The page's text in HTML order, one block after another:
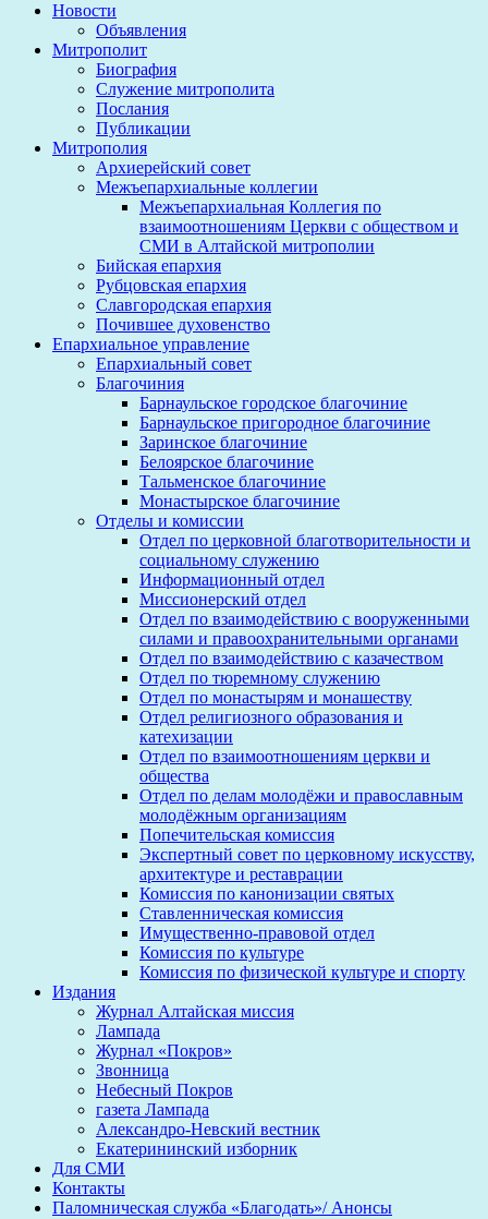
Новости
Объявления
Митрополит
Биография
Служение митрополита
Послания
Публикации
Митрополия
Архиерейский совет
Межъепархиальные коллегии
Межъепархиальная Коллегия по
взаимоотношениям Церкви с обществом и
СМИ в Алтайской митрополии
Бийская епархия
Рубцовская епархия
Славгородская епархия
Почившее духовенство
Епархиальное управление
Епархиальный совет
Благочиния
Барнаульское городское благочиние
Барнаульское пригородное благочиние
Заринское благочиние
Белоярское благочиние
Тальменское благочиние
Монастырское благочиние
Отделы и комиссии
Отдел по церковной благотворительности и
социальному служению
Информационный отдел
Миссионерский отдел
Отдел по взаимодействию с вооруженными
силами и правоохранительными органами
Отдел по взаимодействию с казачеством
Отдел по тюремному служению
Отдел по монастырям и монашеству
Отдел религиозного образования и
катехизации
Отдел по взаимоотношениям церкви и
общества
Отдел по делам молодёжи и православным
молодёжным организациям
Попечительская комиссия
Экспертный совет по церковному искусству,
архитектуре и реставрации
Комиссия по канонизации святых
Ставленническая комиссия
Имущественно-правовой отдел
Комиссия по культуре
Комиссия по физической культуре и спорту
Издания
Журнал Алтайская миссия
Лампада
Журнал «Покров»
Звонница
Небесный Покров
газета Лампада
Александро-Невский вестник
Екатерининский изборник
Для СМИ
Контакты
Паломническая служба «Благодать»/ Анонсы